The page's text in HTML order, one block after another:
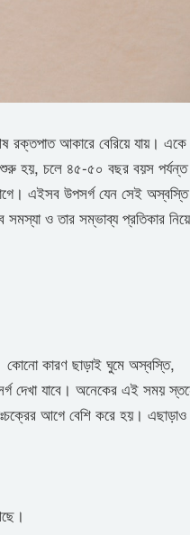
রক্তপাত আকারে বেরিয়ে যায়। একে
শুরু হয়, চলে ৪৫-৫০ বছর বয়স
এইসব উপসর্গ যেন সেই অস্বস্তি
ও তার সম্ভাব্য প্রতিকার নিয়ে
কোনো কারণ ছাড়াই ঘুমে অস্বস্তি,
দেখা যাবে। অনেকের এই সময়
আগে বেশি করে হয়। এছাড়াও